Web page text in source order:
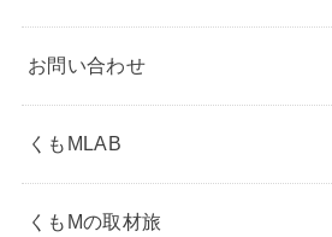
お問い合わせ
くもMLAB
くもMの取材旅